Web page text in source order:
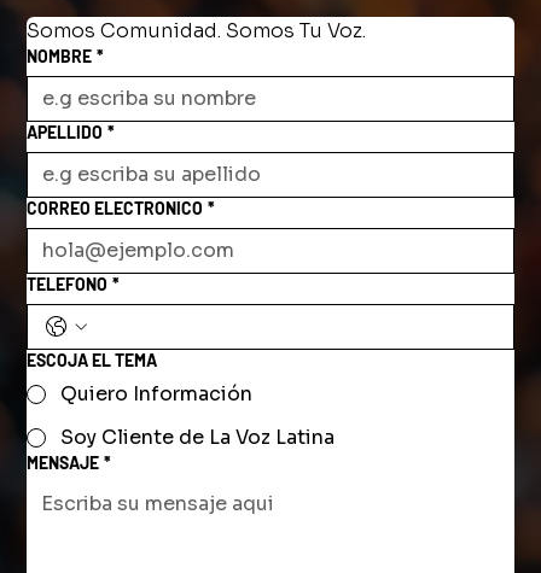
Somos Comunidad. Somos Tu Voz.
NOMBRE *
APELLIDO *
CORREO ELECTRONICO *
TELEFONO *
ESCOJA EL TEMA
Quiero Información
Soy Cliente de La Voz Latina
MENSAJE *